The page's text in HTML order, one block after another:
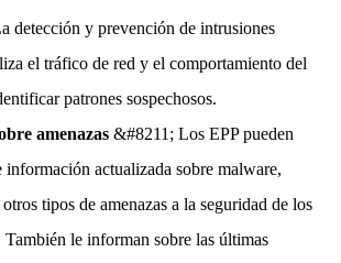
detección y prevención de intrusiones
el tráfico de red y el comportamiento del
patrones sospechosos.
amenazas &#8211; Los EPP pueden
actualizada sobre malware,
tipos de amenazas a la seguridad de los
También le informan sobre las últimas